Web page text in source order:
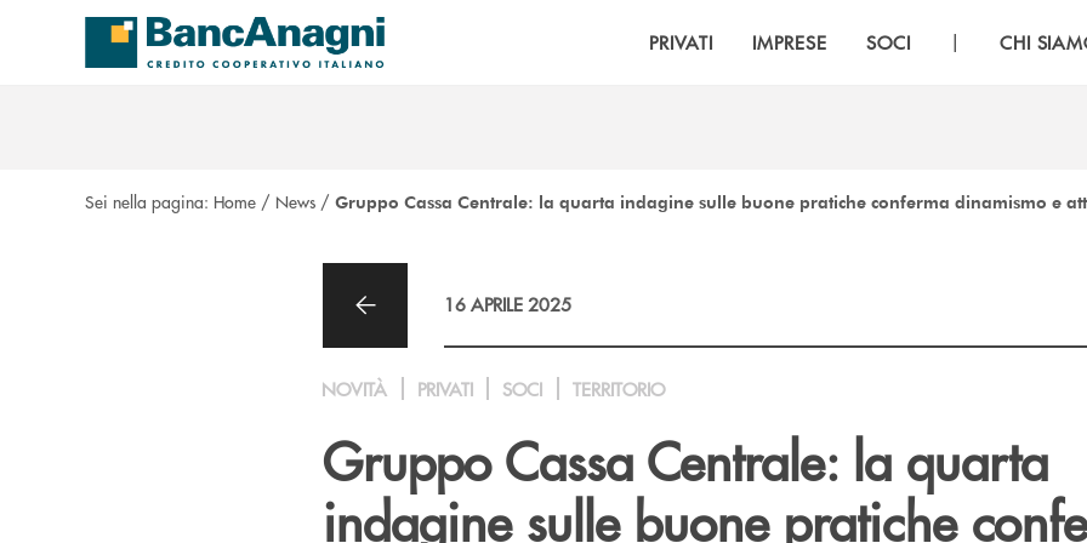
Salta al contenuto principale
PRIVATI IMPRESE SOCI | CHI
Sei nella pagina: Home / News / Gruppo Cassa Centrale: la quarta indagine sulle buone pratiche conferma dinamismo e
16 APRILE 2025
NOVITÀ PRIVATI SOCI TERRITORIO
Gruppo Cassa Centrale: la quarta
indagine sulle buone pratiche